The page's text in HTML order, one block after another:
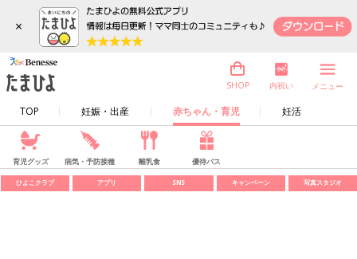
×
TOP 妊娠・出産 赤ちゃん・育児 妊活
SHOP 内祝い メニュー
育児グッズ 病気・予防接種 離乳食 優待パス
ひよこクラブ アプリ SNS キャンペーン 写真スタジオ